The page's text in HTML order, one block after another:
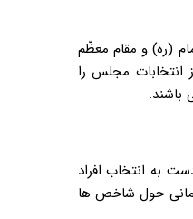
(ره) و مقام معظّم
انتخابات مجلس را
باشند.
توان دست به انتخاب افراد
حول شاخص ها